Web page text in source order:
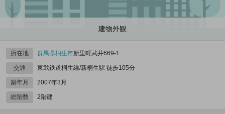
建物外観
所在地 群馬県桐生市新里町武井669‐1
交通 東武鉄道桐生線/新桐生駅 徒歩105分
築年月 2007年3月
総階数 2階建